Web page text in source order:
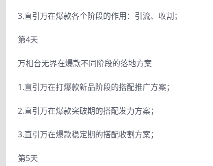
3.直引万在爆款各个阶段的作用：引流、收割；
第4天
万相台无界在爆款不同阶段的落地方案
1.直引万在打爆款新品阶段的搭配推广方案；
2.直引万在爆款突破期的搭配发力方案；
3.直引万在爆款稳定期的搭配收割方案；
第5天